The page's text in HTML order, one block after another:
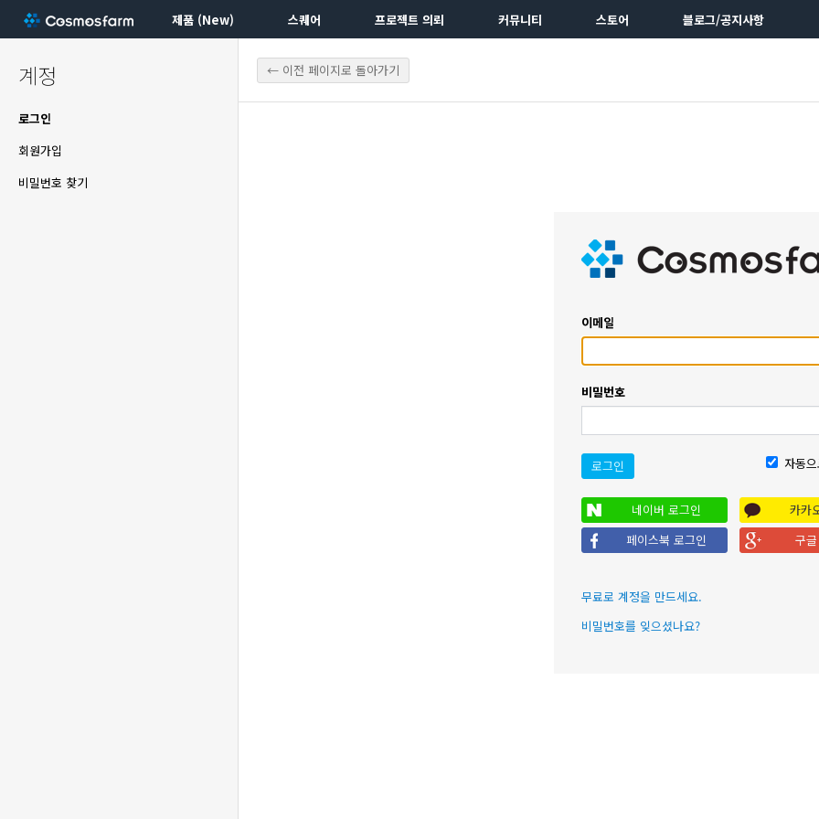
제품 (New) 스퀘어 프로젝트 의뢰 커뮤니티 스토어 블로그/공지사항
계정
로그인
회원가입
비밀번호 찾기
← 이전 페이지로 돌아가기
이메일
비밀번호
로그인 자동
네이버 로그인
카카
페이스북 로그인
구
무료로 계정을 만드세요.
비밀번호를 잊으셨나요?